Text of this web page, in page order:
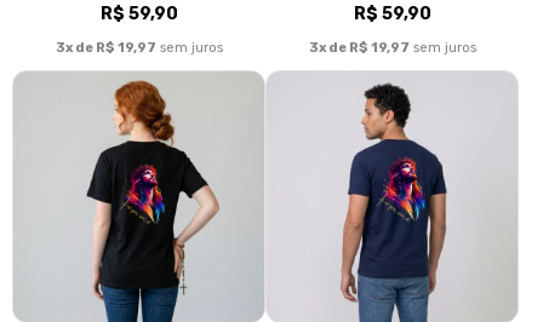
R$ 59,90
3x de R$ 19,97 sem juros
R$ 59,90
3x de R$ 19,97 sem juros